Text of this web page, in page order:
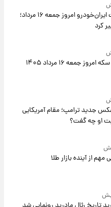
جدول قیمت ایران‌خودرو امروز جمعه ۱۶ مرداد؛
کرد
قیمت طلا و سکه امروز جمعه ۱۶ مرداد ۱۴۰۵
جدید ترامپ؛ مقام آمریکایی
او چه گفت؟
از آینده بازار طلا